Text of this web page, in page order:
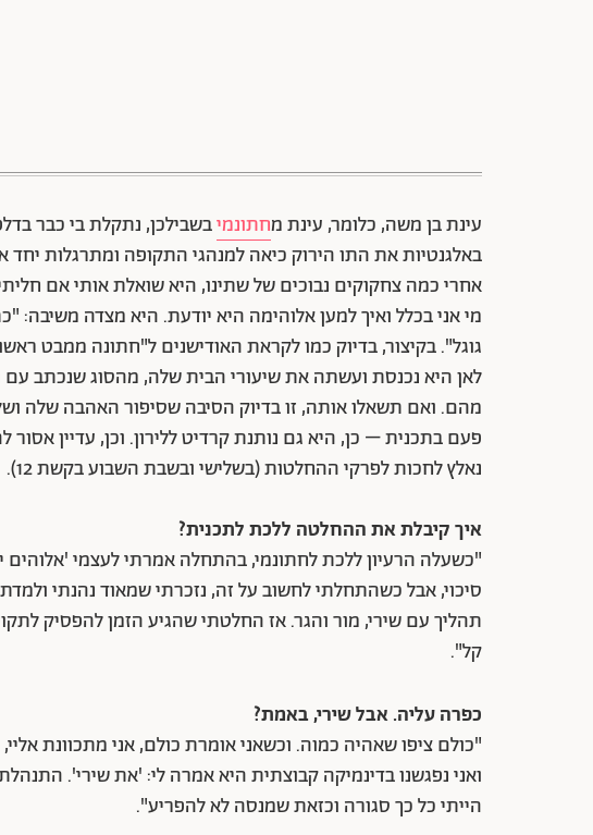
עינת בן משה, כלומר, עינת מחתונמיבשבילכן, נתקלת בי כבר
באלגנטיות את התו הירוק כיאה למנהגי התקופה ומתרגלות יחד
אחרי כמה צחקוקים נבוכים של שתינו, היא שואלת אותי אם
מי אני בכלל ואיך למען אלוהימה היא יודעת. היא מצדה
גוגל". בקיצור, בדיוק כמו לקראת האודישנים ל"חתונה ממבט
לאן היא נכנסת ועשתה את שיעורי הבית שלה, מהסוג שנכתב
מהם. ואם תשאלו אותה, זו בדיוק הסיבה שסיפור האהבה שלה
פעם בתכנית – כן, היא גם נותנת קרדיט ללירון. וכן, עדיין
נאלץ לחכות לפרקי ההחלטות (בשלישי ובשבת השבוע בקשת 12).
איך קיבלת את ההחלטה ללכת לתכנית?
"כשעלה הרעיון ללכת לחתונמי, בהתחלה אמרתי לעצמי 'אלוהים
סיכוי, אבל כשהתחלתי לחשוב על זה, נזכרתי שמאוד נהנתי
תהליך עם שירי, מור והגר. אז החלטתי שהגיע הזמן להפסיק
קל".
כפרה עליה. אבל שירי, באמת?
"כולם ציפו שאהיה כמוה. וכשאני אומרת כולם, אני מתכוונת אליי,
ואני נפגשנו בדינמיקה קבוצתית היא אמרה לי: 'את שירי'.
הייתי כל כך סגורה וכזאת שמנסה לא להפריע".